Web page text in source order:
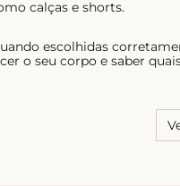
calças e shorts.
escolhidas
o seu corpo e saber